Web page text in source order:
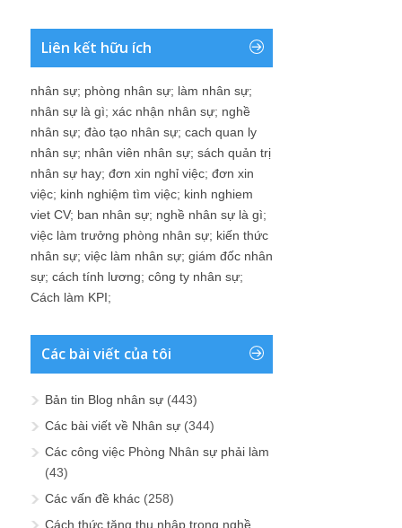
Liên kết hữu ích
nhân sự; phòng nhân sự; làm nhân sự;
nhân sự là gì; xác nhận nhân sự; nghề
nhân sự; đào tạo nhân sự; cach quan ly
nhân sự; nhân viên nhân sự; sách quản trị
nhân sự hay; đơn xin nghỉ việc; đơn xin
việc; kinh nghiệm tìm việc; kinh nghiem
viet CV; ban nhân sự; nghề nhân sự là gì;
việc làm trưởng phòng nhân sự; kiến thức
nhân sự; việc làm nhân sự; giám đốc nhân
sự; cách tính lương; công ty nhân sự;
Cách làm KPI;
Các bài viết của tôi
Bản tin Blog nhân sự (443)
Các bài viết về Nhân sự (344)
Các công việc Phòng Nhân sự phải làm
(43)
Các vấn đề khác (258)
Cách thức tăng thu nhập trong nghề